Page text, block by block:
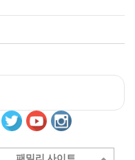
패밀리 사이트